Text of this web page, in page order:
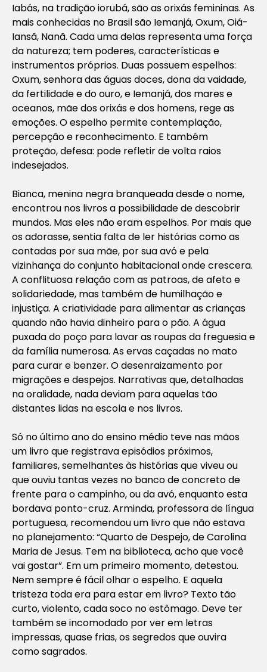
Iabás, na tradição iorubá, são as orixás femininas. As
mais conhecidas no Brasil são Iemanjá, Oxum, Oiá-
Iansã, Nanã. Cada uma delas representa uma força
da natureza; tem poderes, características e
instrumentos próprios. Duas possuem espelhos:
Oxum, senhora das águas doces, dona da vaidade,
da fertilidade e do ouro, e Iemanjá, dos mares e
oceanos, mãe dos orixás e dos homens, rege as
emoções. O espelho permite contemplação,
percepção e reconhecimento. E também
proteção, defesa: pode refletir de volta raios
indesejados.
Bianca, menina negra branqueada desde o nome,
encontrou nos livros a possibilidade de descobrir
mundos. Mas eles não eram espelhos. Por mais que
os adorasse, sentia falta de ler histórias como as
contadas por sua mãe, por sua avó e pela
vizinhança do conjunto habitacional onde crescera.
A conflituosa relação com as patroas, de afeto e
solidariedade, mas também de humilhação e
injustiça. A criatividade para alimentar as crianças
quando não havia dinheiro para o pão. A água
puxada do poço para lavar as roupas da freguesia e
da família numerosa. As ervas caçadas no mato
para curar e benzer. O desenraizamento por
migrações e despejos. Narrativas que, detalhadas
na oralidade, nada deviam para aquelas tão
distantes lidas na escola e nos livros.
Só no último ano do ensino médio teve nas mãos
um livro que registrava episódios próximos,
familiares, semelhantes às histórias que viveu ou
que ouviu tantas vezes no banco de concreto de
frente para o campinho, ou da avó, enquanto esta
bordava ponto-cruz. Arminda, professora de língua
portuguesa, recomendou um livro que não estava
no planejamento: “Quarto de Despejo, de Carolina
Maria de Jesus. Tem na biblioteca, acho que você
vai gostar”. Em um primeiro momento, detestou.
Nem sempre é fácil olhar o espelho. E aquela
tristeza toda era para estar em livro? Texto tão
curto, violento, cada soco no estômago. Deve ter
também se incomodado por ver em letras
impressas, quase frias, os segredos que ouvira
como sagrados.